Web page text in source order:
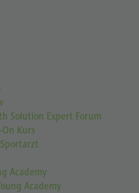
Solution Expert Forum
On Kurs
Academy
Academy